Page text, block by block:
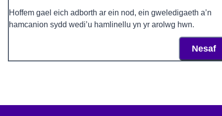
Hoffem gael eich adborth ar ein nod, ein gweledigaeth a’n
hamcanion sydd wedi’u hamlinellu yn yr arolwg hwn.
Nesaf